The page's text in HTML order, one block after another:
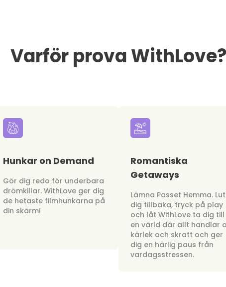
Varför prova WithLove?
Hunkar on Demand
Gör dig redo för underbara
drömkillar. WithLove ger dig
de hetaste filmhunkarna på
din skärm!
Romantiska
Getaways
Lämna Passet Hemma.
dig tillbaka, tryck på play
och låt WithLove ta dig till
en värld där allt handlar
kärlek och skratt och ger
dig en härlig paus från
vardagsstressen.